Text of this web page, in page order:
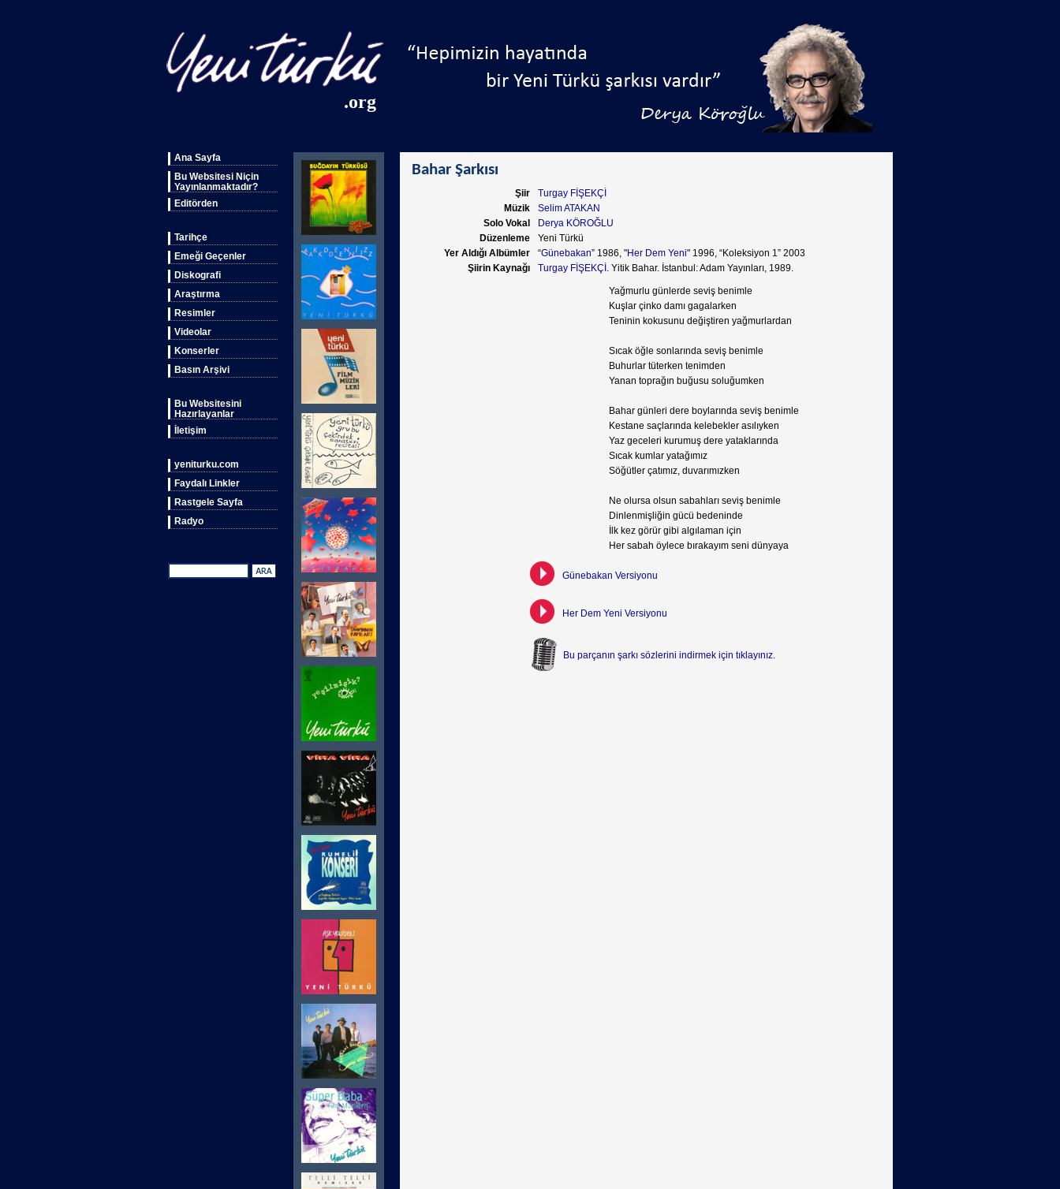
.org
Ana Sayfa
Bu Websitesi Niçin
Yayınlanmaktadır?
Editörden
Tarihçe
Emeği Geçenler
Diskografi
Araştırma
Resimler
Videolar
Konserler
Basın Arşivi
Bu Websitesini
Hazırlayanlar
İletişim
yeniturku.com
Faydalı Linkler
Rastgele Sayfa
Radyo
Bahar Şarkısı
Şiir
Turgay FİŞEKÇİ
Müzik
Selim ATAKAN
Solo Vokal
Derya KÖROĞLU
Düzenleme
Yeni Türkü
Yer Aldığı Albümler
“Günebakan” 1986, "Her Dem Yeni" 1996, “Koleksiyon 1” 2003
Şiirin Kaynağı
Turgay FİŞEKÇİ . Yitik Bahar. İstanbul: Adam Yayınları, 1989.
Yağmurlu günlerde seviş benimle
Kuşlar çinko damı gagalarken
Teninin kokusunu değiştiren yağmurlardan
Sıcak öğle sonlarında seviş benimle
Buhurlar tüterken tenimden
Yanan toprağın buğusu soluğumken
Bahar günleri dere boylarında seviş benimle
Kestane saçlarında kelebekler asılıyken
Yaz geceleri kurumuş dere yataklarında
Sıcak kumlar yatağımız
Söğütler çatımız, duvarımızken
Ne olursa olsun sabahları seviş benimle
Dinlenmişliğin gücü bedeninde
İlk kez görür gibi algılaman için
Her sabah öylece bırakayım seni dünyaya
Günebakan Versiyonu
Her Dem Yeni Versiyonu
Bu parçanın şarkı sözlerini indirmek için tıklayınız.